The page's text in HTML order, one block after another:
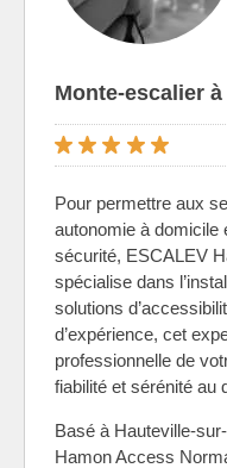
Monte-escalier
Pour permettre aux
autonomie à domicile
sécurité, ESCALEV
spécialise dans
solutions
d’expérience, cet
professionnelle de
fiabilité et sérénité au
Basé à Hauteville-
Hamon Access